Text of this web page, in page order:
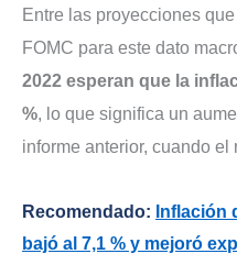
Entre las proyecciones
FOMC para este dato
2022 esperan que la
%, lo que significa un
informe anterior, cuando el
Recomendado: Inflación
bajó al 7,1 % y mejoró